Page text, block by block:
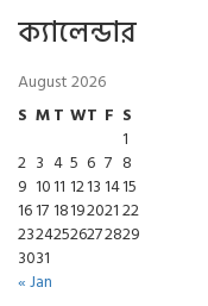
ক্যালেন্ডার
August 2026
S MT WT F S
1
2 3 4 5 6 7 8
9 1011 12131415
16171819202122
23242526272829
3031
« Jan